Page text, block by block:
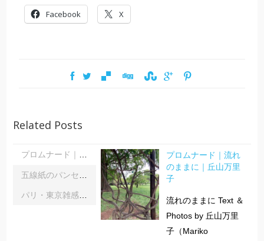
Facebook X
Related Posts
プロムナード｜流れのままに｜丘山万里子
プロムナード｜流れ
のままに｜丘山万里
子
流れのままに Text ＆
Photos by 丘山万里
子（Mariko